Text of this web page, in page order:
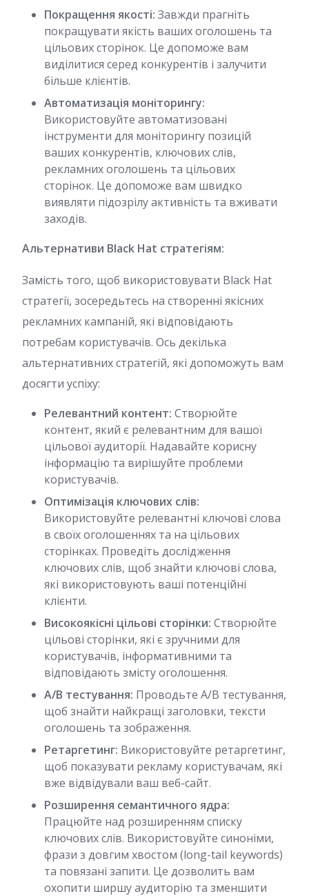
Покращення якості: Завжди прагніть
покращувати якість ваших оголошень та
цільових сторінок. Це допоможе вам
виділитися серед конкурентів і залучити
більше клієнтів.
Автоматизація моніторингу:
Використовуйте автоматизовані
інструменти для моніторингу позицій
ваших конкурентів, ключових слів,
рекламних оголошень та цільових
сторінок. Це допоможе вам швидко
виявляти підозрілу активність та вживати
заходів.
Альтернативи Black Hat стратегіям:
Замість того, щоб використовувати Black Hat
стратегії, зосередьтесь на створенні якісних
рекламних кампаній, які відповідають
потребам користувачів. Ось декілька
альтернативних стратегій, які допоможуть вам
досягти успіху:
Релевантний контент: Створюйте
контент, який є релевантним для вашої
цільової аудиторії. Надавайте корисну
інформацію та вирішуйте проблеми
користувачів.
Оптимізація ключових слів:
Використовуйте релевантні ключові слова
в своїх оголошеннях та на цільових
сторінках. Проведіть дослідження
ключових слів, щоб знайти ключові слова,
які використовують ваші потенційні
клієнти.
Високоякісні цільові сторінки: Створюйте
цільові сторінки, які є зручними для
користувачів, інформативними та
відповідають змісту оголошення.
A/B тестування: Проводьте A/B тестування,
щоб знайти найкращі заголовки, тексти
оголошень та зображення.
Ретаргетинг: Використовуйте ретаргетинг,
щоб показувати рекламу користувачам, які
вже відвідували ваш веб-сайт.
Розширення семантичного ядра:
Працюйте над розширенням списку
ключових слів. Використовуйте синоніми,
фрази з довгим хвостом (long-tail keywords)
та повязані запити. Це дозволить вам
охопити ширшу аудиторію та зменшити